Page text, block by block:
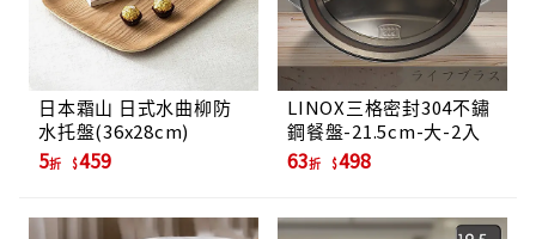
日本霜山 日式水曲柳防
水托盤(36x28cm)
5折 459
LINOX三格密封304不鏽
鋼餐盤-21.5cm-大-2入
63折 498